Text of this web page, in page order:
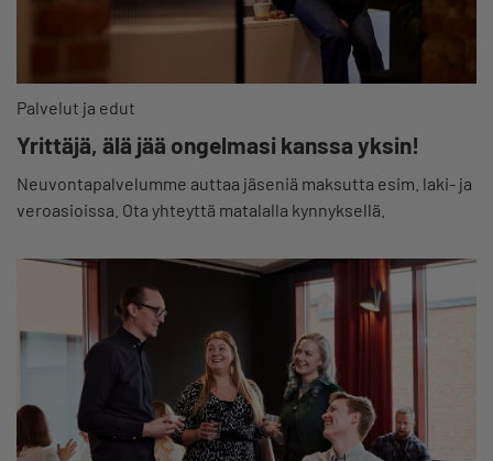
Palvelut ja edut
Yrittäjä, älä jää ongelmasi kanssa yksin!
Neuvontapalvelumme auttaa jäseniä maksutta esim. laki- ja
veroasioissa. Ota yhteyttä matalalla kynnyksellä.